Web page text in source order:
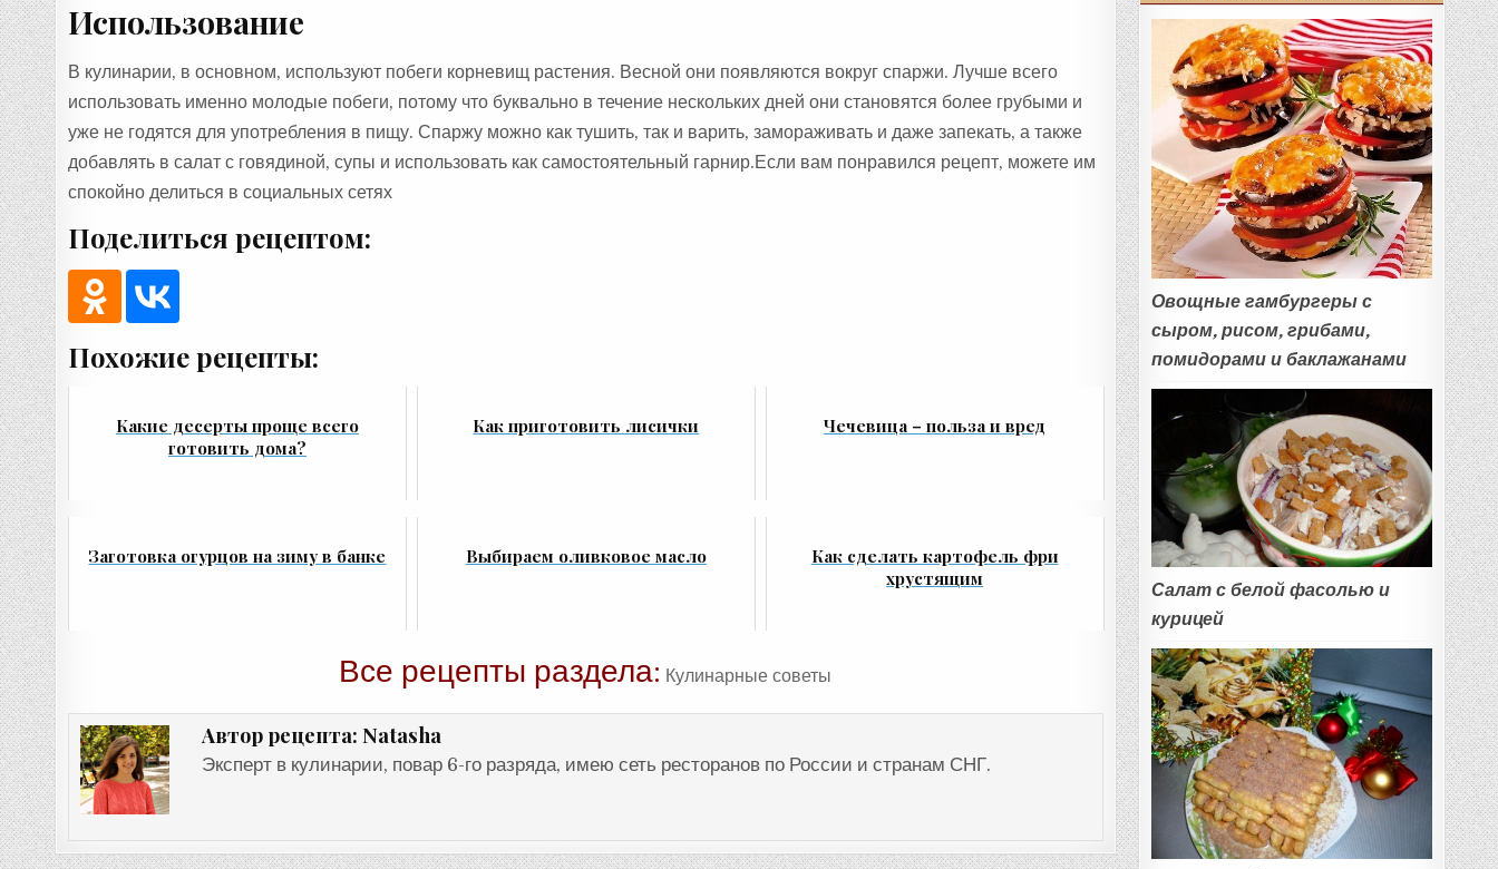
Использование
В кулинарии, в основном, используют побеги корневищ растения. Весной они появляются вокруг спаржи. Лучше всего
использовать именно молодые побеги, потому что буквально в течение нескольких дней они становятся более грубыми и
уже не годятся для употребления в пищу. Спаржу можно как тушить, так и варить, замораживать и даже запекать, а также
добавлять в салат с говядиной, супы и использовать как самостоятельный гарнир.Если вам понравился рецепт, можете им
спокойно делиться в социальных сетях
Поделиться рецептом:
Похожие рецепты:
Какие десерты проще всего
готовить дома?
Как приготовить лисички Чечевица – польза и вред
Заготовка огурцов на зиму в банке Выбираем оливковое масло
Как сделать картофель фри
хрустящим
Все рецепты раздела: Кулинарные советы
Автор рецепта: Natasha
Эксперт в кулинарии, повар 6-го разряда, имею сеть ресторанов по России и странам СНГ.
Овощные гамбургеры с
сыром, рисом, грибами,
помидорами и баклажанами
Салат с белой фасолью и
курицей